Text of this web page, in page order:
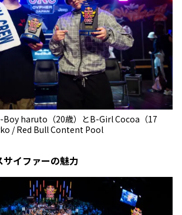
Boy haruto（20歳）とB-Girl Cocoa（17
/ Red Bull Content Pool
サイファーの魅力